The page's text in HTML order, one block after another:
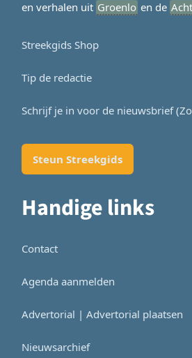
en verhalen uit Groenlo en de
Streekgids Shop
Tip de redactie
Schrijf je in voor de nieuwsbrief
Steun Streekgids
Handige links
Contact
Agenda aanmelden
Advertorial | Advertorial plaatsen
Nieuwsarchief